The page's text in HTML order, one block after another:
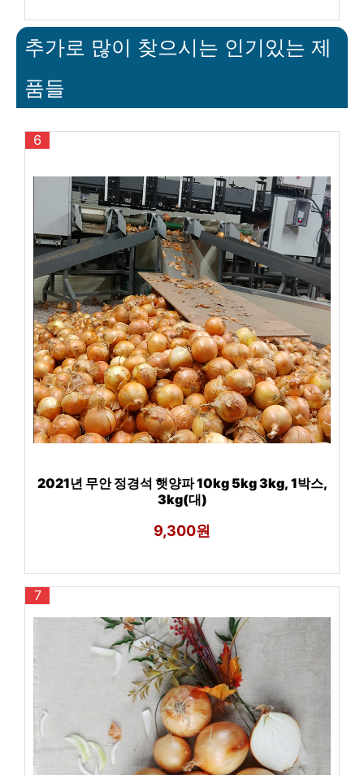
추가로 많이 찾으시는 인기있는 제
품들
6
2021년 무안 정경석 햇양파 10kg 5kg 3kg, 1박스,
3kg(대)
9,300원
7